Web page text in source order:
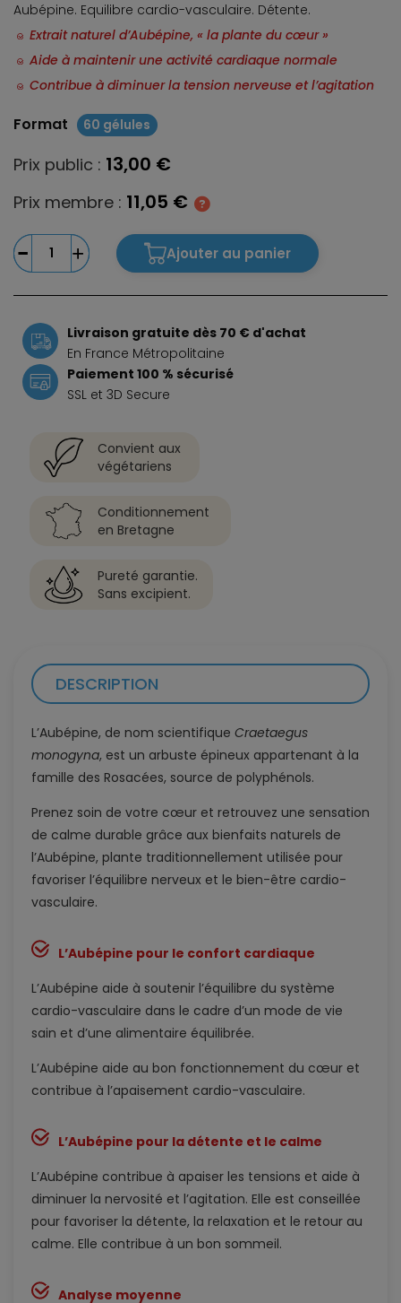
Aubépine. Equilibre cardio-vasculaire. Détente.
Extrait naturel d’Aubépine, « la plante du cœur »
Aide à maintenir une activité cardiaque normale
Contribue à diminuer la tension nerveuse et l’agitation
Format 60 gélules
Prix public : 13,00 €
Prix membre : 11,05 €
Ajouter au panier
Livraison gratuite dès 70 € d'achat
En France Métropolitaine
Paiement 100 % sécurisé
SSL et 3D Secure
Convient aux
végétariens
Conditionnement
en Bretagne
Pureté garantie.
Sans excipient.
DESCRIPTION
L’Aubépine, de nom scientifique Craetaegus
monogyna, est un arbuste épineux appartenant à la
famille des Rosacées, source de polyphénols.
Prenez soin de votre cœur et retrouvez une sensation
de calme durable grâce aux bienfaits naturels de
l’Aubépine, plante traditionnellement utilisée pour
favoriser l’équilibre nerveux et le bien-être cardio-
vasculaire.
L’Aubépine pour le confort cardiaque
L’Aubépine aide à soutenir l’équilibre du système
cardio-vasculaire dans le cadre d’un mode de vie
sain et d’une alimentaire équilibrée.
L’Aubépine aide au bon fonctionnement du cœur et
contribue à l’apaisement cardio-vasculaire.
L’Aubépine pour la détente et le calme
L’Aubépine contribue à apaiser les tensions et aide à
diminuer la nervosité et l’agitation. Elle est conseillée
pour favoriser la détente, la relaxation et le retour au
calme. Elle contribue à un bon sommeil.
Analyse moyenne